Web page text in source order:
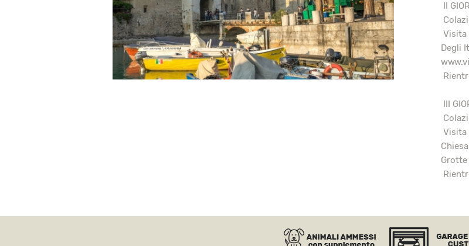
II
Visita
Degli
III
Visita